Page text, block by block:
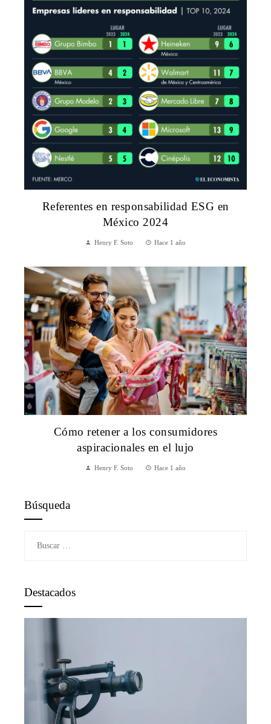
Referentes en responsabilidad ESG en
México 2024
Henry F. Soto Hace 1 año
Cómo retener a los consumidores
aspiracionales en el lujo
Henry F. Soto Hace 1 año
Búsqueda
Destacados